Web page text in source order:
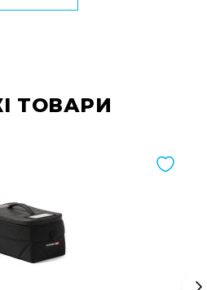
ТОВАРИ